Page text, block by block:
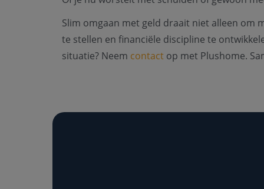
Slim omgaan met geld draait niet alleen om
te stellen en financiële discipline te
situatie? Neem contact op met Plushome.